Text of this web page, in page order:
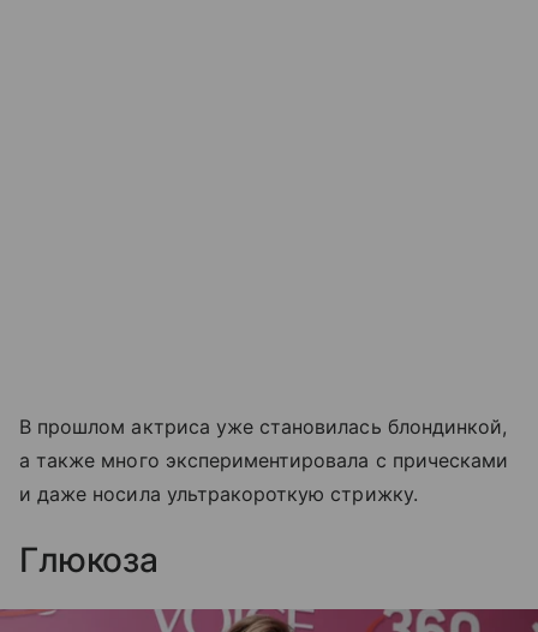
В прошлом актриса уже становилась блондинкой,
а также много экспериментировала с прическами
и даже носила ультракороткую стрижку.
Глюкоза